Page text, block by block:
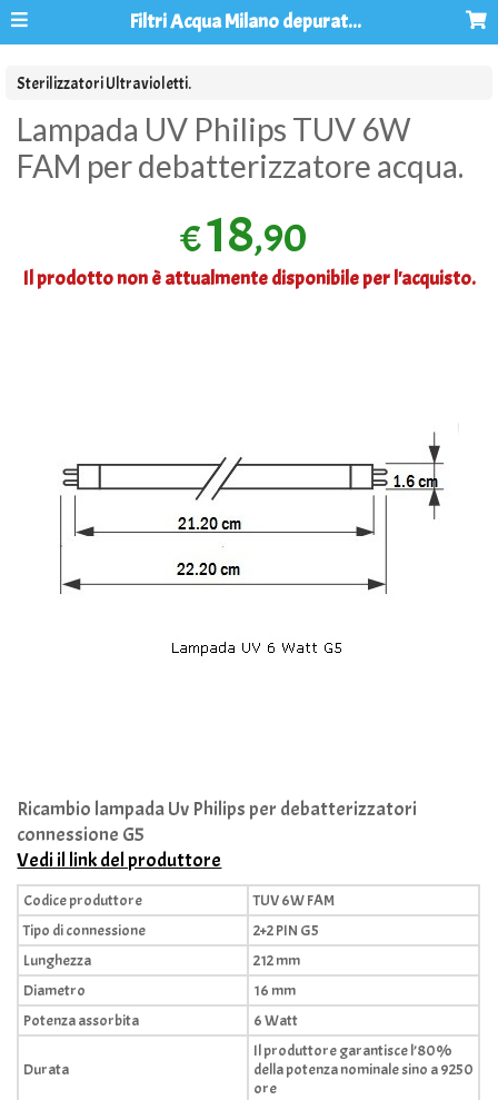
Filtri Acqua Milano depuratori acqua osmosi inversa
Sterilizzatori Ultravioletti.
Lampada UV Philips TUV 6W
FAM per debatterizzatore acqua.
€18,90
Il prodotto non è attualmente disponibile per l'acquisto.
Ricambio lampada Uv Philips per debatterizzatori
connessione G5
Vedi il link del produttore
Codice produttore TUV6WFAM
Tipo di connessione
2+2PIN G5
Lunghezza
212 mm
Diametro
16 mm
Potenza assorbita
6 Watt
Durata
Il produttore garantisce l’80%
della potenza nominale sino a 9250
ore